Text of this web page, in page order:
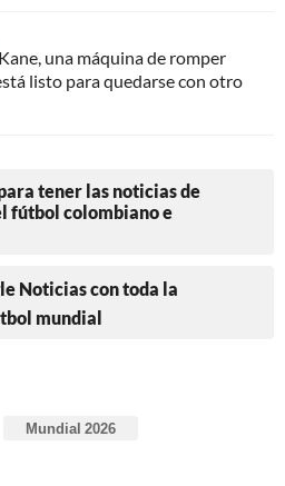
una máquina de romper
listo para quedarse con otro
tener las noticias de
fútbol colombiano e
Noticias con toda la
mundial
Mundial 2026